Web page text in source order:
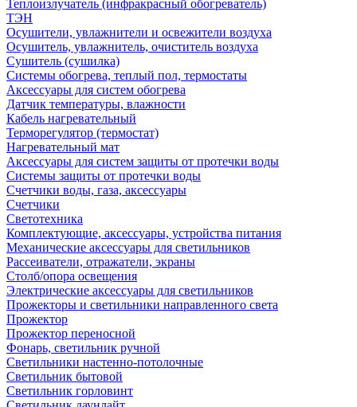
Теплоизлучатель (инфракрасный обогреватель)
ТЭН
Осушители, увлажнители и освежители воздуха
Осушитель, увлажнитель, очиститель воздуха
Сушитель (сушилка)
Системы обогрева, теплый пол, термостаты
Аксессуары для систем обогрева
Датчик температуры, влажности
Кабель нагревательный
Терморегулятор (термостат)
Нагревательный мат
Аксессуары для систем защиты от протечки воды
Системы защиты от протечки воды
Счетчики воды, газа, аксессуары
Счетчики
Светотехника
Комплектующие, аксессуары, устройства питания
Механические аксессуары для светильников
Рассеиватели, отражатели, экраны
Столб/опора освещения
Электрические аксессуары для светильников
Прожекторы и светильники направленного света
Прожектор
Прожектор переносной
Фонарь, светильник ручной
Светильники настенно-потолочные
Светильник бытовой
Светильник горловинт